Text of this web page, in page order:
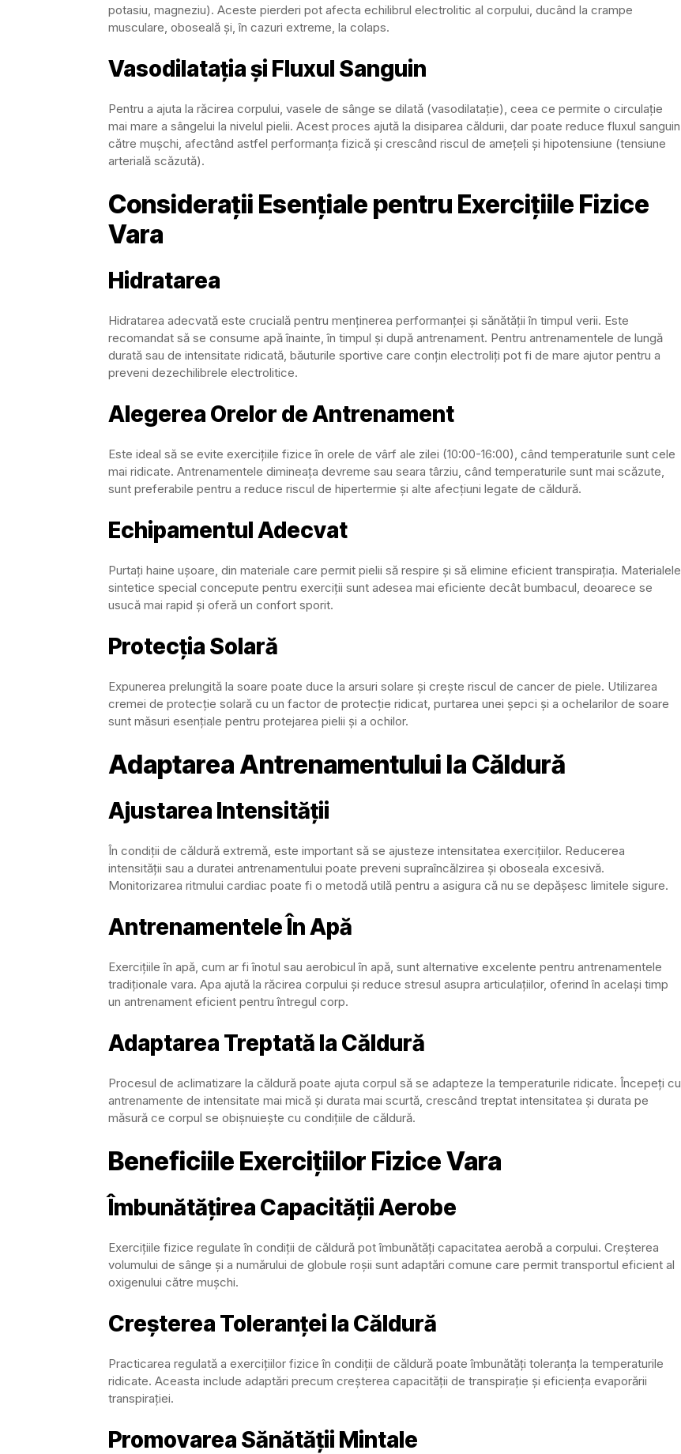
potasiu, magneziu). Aceste pierderi pot afecta echilibrul electrolitic al corpului, ducând la crampe
musculare, oboseală și, în cazuri extreme, la colaps.
Vasodilatația și Fluxul Sanguin
Pentru a ajuta la răcirea corpului, vasele de sânge se dilată (vasodilatație), ceea ce permite o circulație
mai mare a sângelui la nivelul pielii. Acest proces ajută la disiparea căldurii, dar poate reduce fluxul sanguin
către mușchi, afectând astfel performanța fizică și crescând riscul de amețeli și hipotensiune (tensiune
arterială scăzută).
Considerații Esențiale pentru Exercițiile Fizice
Vara
Hidratarea
Hidratarea adecvată este crucială pentru menținerea performanței și sănătății în timpul verii. Este
recomandat să se consume apă înainte, în timpul și după antrenament. Pentru antrenamentele de lungă
durată sau de intensitate ridicată, băuturile sportive care conțin electroliți pot fi de mare ajutor pentru a
preveni dezechilibrele electrolitice.
Alegerea Orelor de Antrenament
Este ideal să se evite exercițiile fizice în orele de vârf ale zilei (10:00-16:00), când temperaturile sunt cele
mai ridicate. Antrenamentele dimineața devreme sau seara târziu, când temperaturile sunt mai scăzute,
sunt preferabile pentru a reduce riscul de hipertermie și alte afecțiuni legate de căldură.
Echipamentul Adecvat
Purtați haine ușoare, din materiale care permit pielii să respire și să elimine eficient transpirația. Materialele
sintetice special concepute pentru exerciții sunt adesea mai eficiente decât bumbacul, deoarece se
usucă mai rapid și oferă un confort sporit.
Protecția Solară
Expunerea prelungită la soare poate duce la arsuri solare și crește riscul de cancer de piele. Utilizarea
cremei de protecție solară cu un factor de protecție ridicat, purtarea unei șepci și a ochelarilor de soare
sunt măsuri esențiale pentru protejarea pielii și a ochilor.
Adaptarea Antrenamentului la Căldură
Ajustarea Intensității
În condiții de căldură extremă, este important să se ajusteze intensitatea exercițiilor. Reducerea
intensității sau a duratei antrenamentului poate preveni supraîncălzirea și oboseala excesivă.
Monitorizarea ritmului cardiac poate fi o metodă utilă pentru a asigura că nu se depășesc limitele sigure.
Antrenamentele În Apă
Exercițiile în apă, cum ar fi înotul sau aerobicul în apă, sunt alternative excelente pentru antrenamentele
tradiționale vara. Apa ajută la răcirea corpului și reduce stresul asupra articulațiilor, oferind în același timp
un antrenament eficient pentru întregul corp.
Adaptarea Treptată la Căldură
Procesul de aclimatizare la căldură poate ajuta corpul să se adapteze la temperaturile ridicate. Începeți cu
antrenamente de intensitate mai mică și durata mai scurtă, crescând treptat intensitatea și durata pe
măsură ce corpul se obișnuiește cu condițiile de căldură.
Beneficiile Exercițiilor Fizice Vara
Îmbunătățirea Capacității Aerobe
Exercițiile fizice regulate în condiții de căldură pot îmbunătăți capacitatea aerobă a corpului. Creșterea
volumului de sânge și a numărului de globule roșii sunt adaptări comune care permit transportul eficient al
oxigenului către mușchi.
Creșterea Toleranței la Căldură
Practicarea regulată a exercițiilor fizice în condiții de căldură poate îmbunătăți toleranța la temperaturile
ridicate. Aceasta include adaptări precum creșterea capacității de transpirație și eficiența evaporării
transpirației.
Promovarea Sănătății Mintale